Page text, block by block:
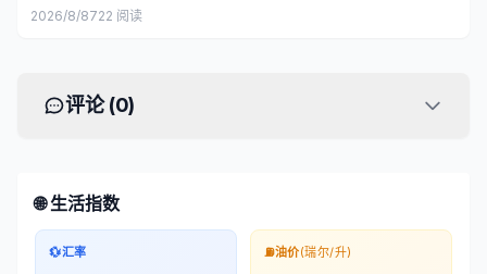
2026/8/8722 阅读
评论 (0)
🌐 生活指数
💱汇率 ⛽油价(瑞尔/升)